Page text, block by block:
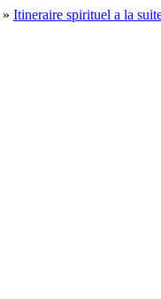
» Itineraire spirituel a la